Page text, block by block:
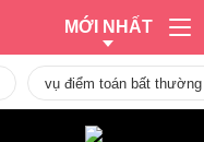
MỚI NHẤT
vụ điểm toán bất